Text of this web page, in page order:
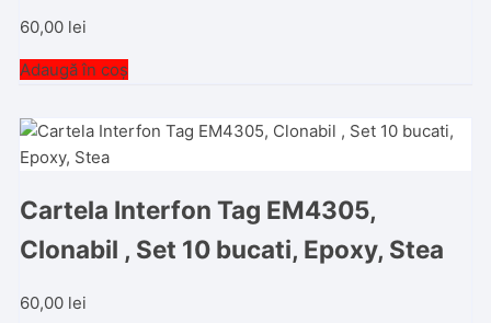
60,00 lei
Adaugă în coș
Cartela Interfon Tag EM4305,
Clonabil , Set 10 bucati, Epoxy, Stea
60,00 lei